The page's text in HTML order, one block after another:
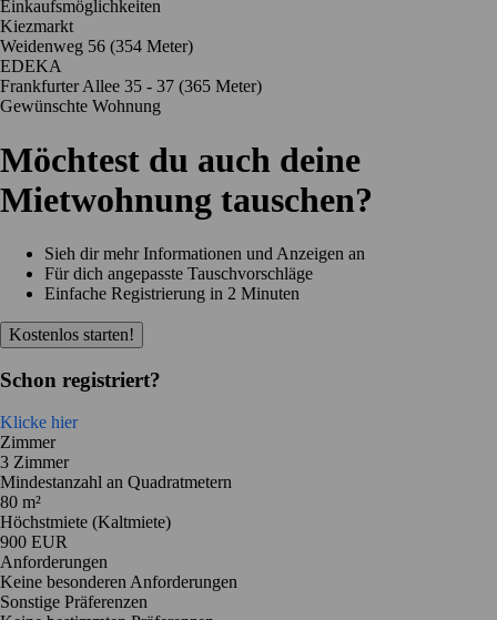
Einkaufsmöglichkeiten
Kiezmarkt
Weidenweg 56 (354 Meter)
EDEKA
Frankfurter Allee 35 - 37 (365 Meter)
Gewünschte Wohnung
Möchtest du auch deine
Mietwohnung tauschen?
Sieh dir mehr Informationen und Anzeigen an
Für dich angepasste Tauschvorschläge
Einfache Registrierung in 2 Minuten
Kostenlos starten!
Schon registriert?
Klicke hier
Zimmer
3 Zimmer
Mindestanzahl an Quadratmetern
80 m²
Höchstmiete (Kaltmiete)
900 EUR
Anforderungen
Keine besonderen Anforderungen
Sonstige Präferenzen